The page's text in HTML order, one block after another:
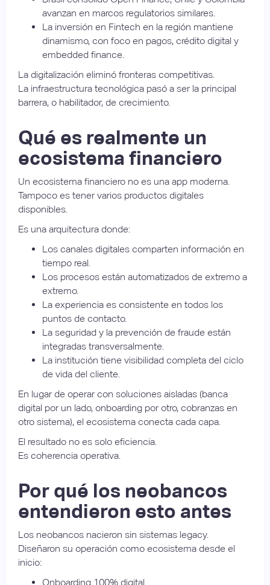
avanzan en marcos regulatorios similares.
La inversión en Fintech en la región mantiene
dinamismo, con foco en pagos, crédito digital y
embedded finance.
La digitalización eliminó fronteras competitivas.
La infraestructura tecnológica pasó a ser la principal
barrera, o habilitador, de crecimiento.
Qué es realmente un
ecosistema financiero
Un ecosistema financiero no es una app moderna.
Tampoco es tener varios productos digitales
disponibles.
Es una arquitectura donde:
Los canales digitales comparten información en
tiempo real.
Los procesos están automatizados de extremo a
extremo.
La experiencia es consistente en todos los
puntos de contacto.
La seguridad y la prevención de fraude están
integradas transversalmente.
La institución tiene visibilidad completa del ciclo
de vida del cliente.
En lugar de operar con soluciones aisladas (banca
digital por un lado, onboarding por otro, cobranzas en
otro sistema), el ecosistema conecta cada capa.
El resultado no es solo eficiencia.
Es coherencia operativa.
Por qué los neobancos
entendieron esto antes
Los neobancos nacieron sin sistemas legacy.
Diseñaron su operación como ecosistema desde el
inicio:
Onboarding 100% digital.